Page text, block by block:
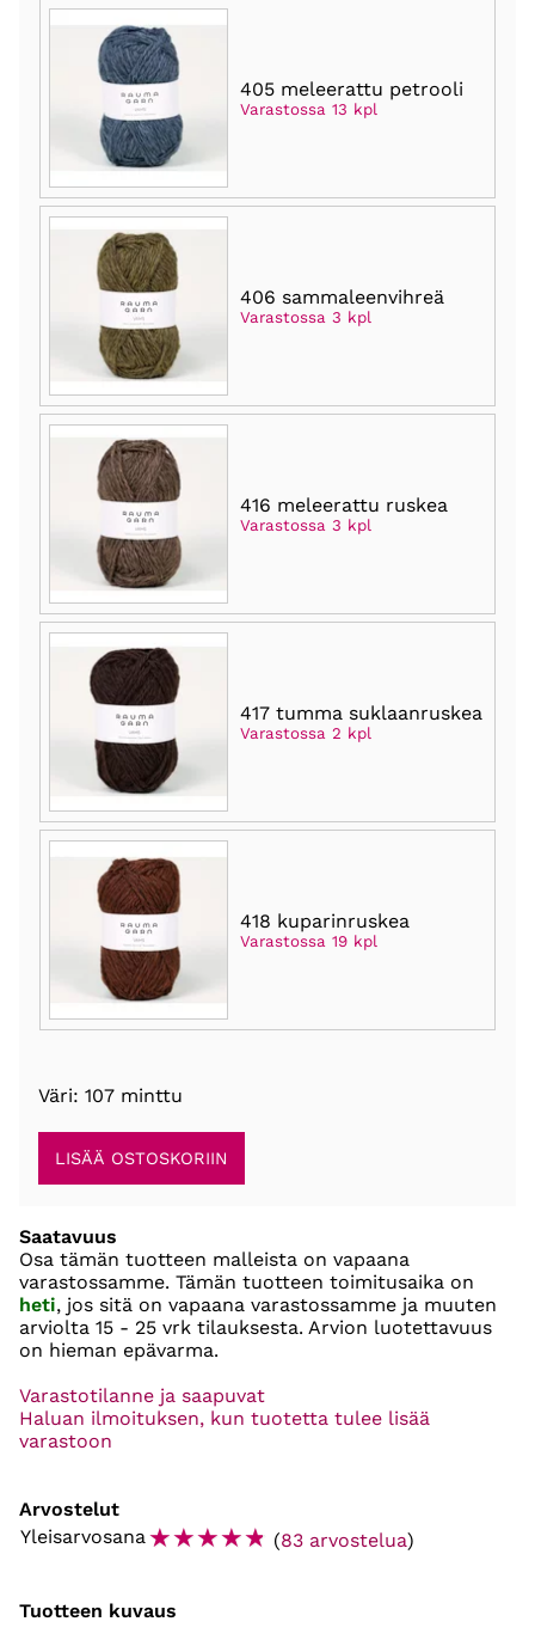
405 meleerattu petrooli
Varastossa 13 kpl
406 sammaleenvihreä
Varastossa 3 kpl
416 meleerattu ruskea
Varastossa 3 kpl
417 tumma suklaanruskea
Varastossa 2 kpl
418 kuparinruskea
Varastossa 19 kpl
Väri: 107 minttu
Saatavuus
Osa tämän tuotteen malleista on vapaana
varastossamme. Tämän tuotteen toimitusaika on
heti, jos sitä on vapaana varastossamme ja muuten
arviolta 15 - 25 vrk tilauksesta. Arvion luotettavuus
on hieman epävarma.
Varastotilanne ja saapuvat
Haluan ilmoituksen, kun tuotetta tulee lisää
varastoon
Arvostelut
Yleisarvosana☆☆☆☆☆ (83 arvostelua)
Tuotteen kuvaus